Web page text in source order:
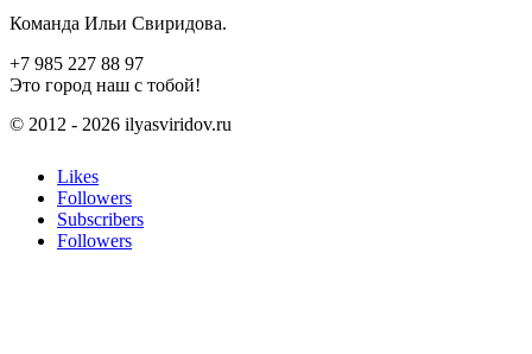
Команда Ильи Свиридова.
+7 985 227 88 97
Это город наш с тобой!
© 2012 - 2026 ilyasviridov.ru
Likes
Followers
Subscribers
Followers